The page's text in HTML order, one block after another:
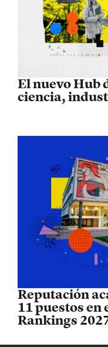
El nuevo Hub
ciencia,
Reputación
11 puestos en
Rankings